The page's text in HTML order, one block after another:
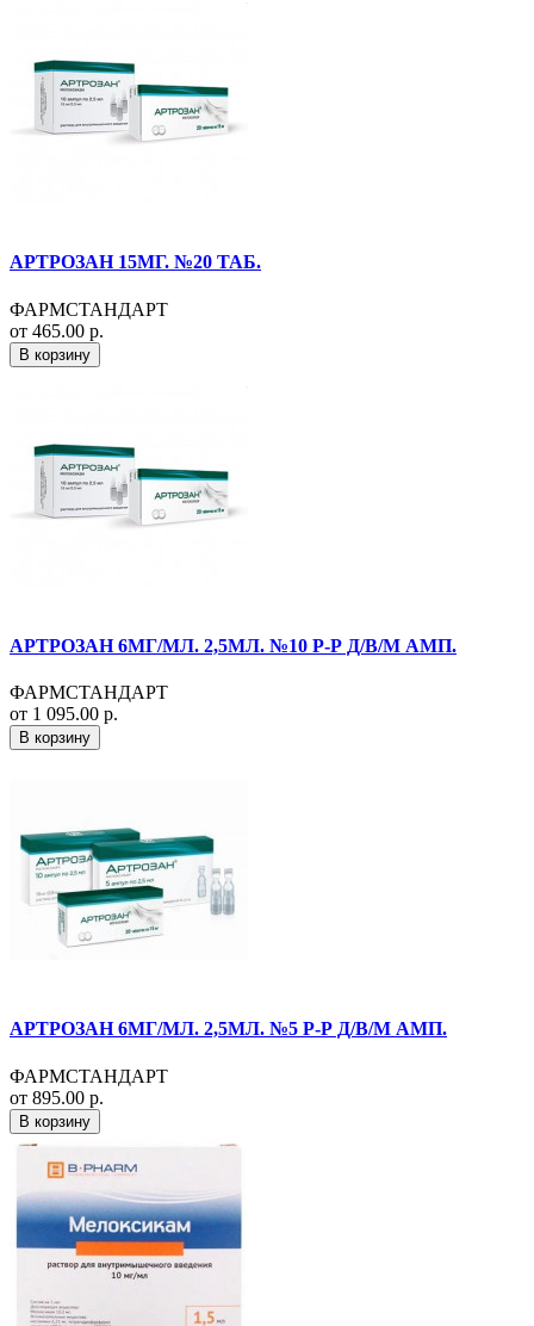
АРТРОЗАН 15МГ. №20 ТАБ.
ФАРМСТАНДАРТ
от 465.00 р.
В корзину
АРТРОЗАН 6МГ/МЛ. 2,5МЛ. №10 Р-Р Д/В/М АМП.
ФАРМСТАНДАРТ
от 1 095.00 р.
В корзину
АРТРОЗАН 6МГ/МЛ. 2,5МЛ. №5 Р-Р Д/В/М АМП.
ФАРМСТАНДАРТ
от 895.00 р.
В корзину